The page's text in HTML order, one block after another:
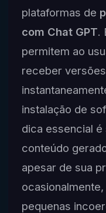
plataformas de
com Chat GPT.
permitem ao
receber
instalação de
dica essencial
conteúdo
apesar de sua
pequenas